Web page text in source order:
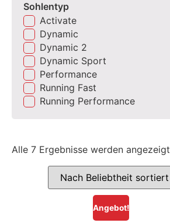
Sohlentyp
Activate
Dynamic
Dynamic 2
Dynamic Sport
Performance
Running Fast
Running Performance
Alle 7 Ergebnisse werden angezeigt
Angebot!